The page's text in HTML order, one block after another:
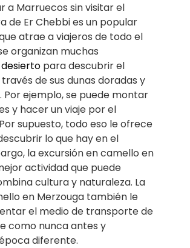
a Marruecos sin visitar el
de Er Chebbi es un popular
atrae a viajeros de todo el
organizan muchas
para descubrir el
de sus dunas doradas y
Por ejemplo, se puede montar
y hacer un viaje por el
supuesto, todo eso le ofrece
lo que hay en el
la excursión en camello en
actividad que puede
cultura y naturaleza. La
en Merzouga también le
el medio de transporte de
como nunca antes y
diferente.